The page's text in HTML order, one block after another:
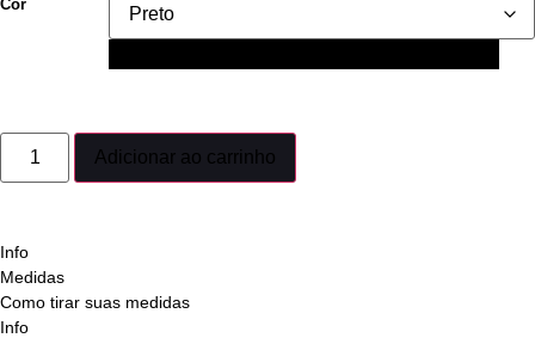
Cor
Adicionar ao carrinho
Info
Medidas
Como tirar suas medidas
Info